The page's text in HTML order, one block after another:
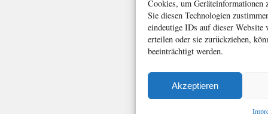
Cookies, um Geräteinformationen
Sie diesen Technologien
eindeutige IDs auf dieser
erteilen oder sie zurückziehen,
beeinträchtigt werden.
Akzeptieren